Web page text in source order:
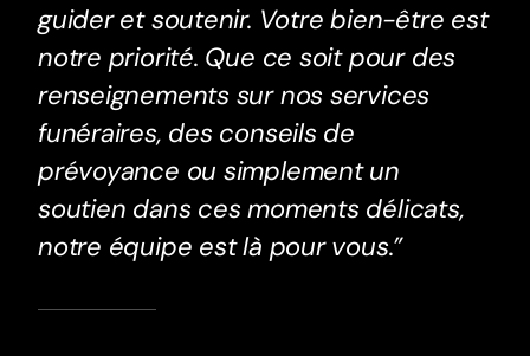
guider et soutenir. Votre bien-être est
notre priorité. Que ce soit pour des
renseignements sur nos services
funéraires, des conseils de
prévoyance ou simplement un
soutien dans ces moments délicats,
notre équipe est là pour vous.”